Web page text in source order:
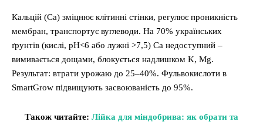
Кальцій (Ca) зміцнює клітинні стінки, регулює проникність
мембран, транспортує вуглеводи. На 70% українських
ґрунтів (кислі, pH<6 або лужні >7,5) Ca недоступний –
вимивається дощами, блокується надлишком K, Mg.
Результат: втрати урожаю до 25–40%. Фульвокислоти в
SmartGrow підвищують засвоюваність до 95%.
Також читайте: Лійка для міндобрива: як обрати та